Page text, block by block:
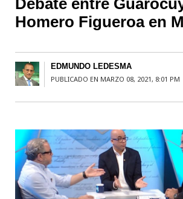
Debate entre
Homero Figueroa en
EDMUNDO LEDESMA
PUBLICADO EN MARZO 08, 2021, 8:01 PM